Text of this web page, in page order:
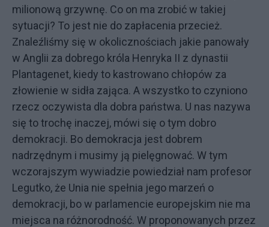
milionową grzywnę. Co on ma zrobić w takiej
sytuacji? To jest nie do zapłacenia przecież.
Znaleźliśmy się w okolicznościach jakie panowały
w Anglii za dobrego króla Henryka II z dynastii
Plantagenet, kiedy to kastrowano chłopów za
złowienie w sidła zająca. A wszystko to czyniono
rzecz oczywista dla dobra państwa. U nas nazywa
się to trochę inaczej, mówi się o tym dobro
demokracji. Bo demokracja jest dobrem
nadrzędnym i musimy ją pielęgnować. W tym
wczorajszym wywiadzie powiedział nam profesor
Legutko, że Unia nie spełnia jego marzeń o
demokracji, bo w parlamencie europejskim nie ma
miejsca na różnorodność. W proponowanych przez